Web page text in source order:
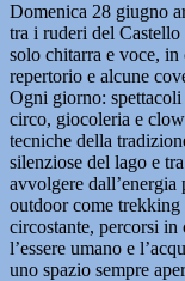
Domenica 28 giugno
tra i ruderi del
solo chitarra e voce, in
repertorio e alcune
Ogni giorno:
circo, giocoleria e
tecniche della
silenziose del lago e
avvolgere dall’energia
outdoor come
circostante, percorsi in
l’essere umano e
uno spazio sempre